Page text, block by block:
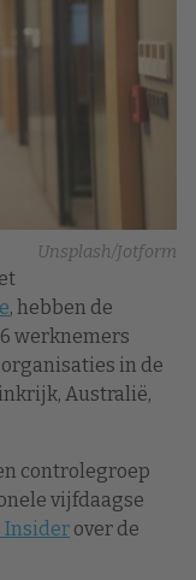
Unsplash/Jotform
, hebben de
werknemers
in de
Australië,
controlegroep
vijfdaagse
Insider over de